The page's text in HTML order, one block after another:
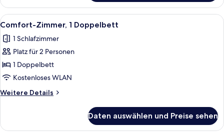
Zimmer,
2 Einzelbetten
(Quiet
Alle
Fotos
für
Comfort-
Zimmer,
1
Doppelbett
anzeigen
Ein Hotelzimmer mit Bett,
8
Comfort-Zimmer, 1 Doppelbett
1 Schlafzimmer
Platz für 2 Personen
1 Doppelbett
Kostenloses WLAN
Weitere Details
Weitere
Zimmer,
Daten auswählen und Preise sehen